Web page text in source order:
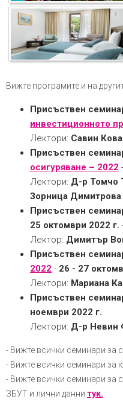
Вижте програмите и на
Присъствен
инвестиционното
Лектори: Савин
Присъствен
осигуряване – 2022 -
Лектори: Д-р Томчо
Зорница Димитрова
Присъствен
25 октомври 2022 г.
Лектор: Димитър
Присъствен
2022 - 26 - 27
Лектори: Мариана
Присъствен
ноември 2022 г.
Лектори: Д-р Невин
- Вижте всички семинари за
- Вижте всички семинари за
- Вижте всички семинари за
ЗБУТ и лични данни тук.